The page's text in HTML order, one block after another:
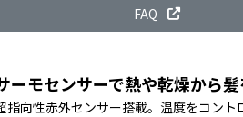
FAQ
ーモセンサーで熱や乾燥から
指向性赤外センサー搭載。温度をコン